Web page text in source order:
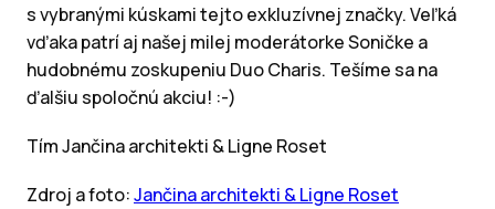
s vybranými kúskami tejto exkluzívnej značky. Veľká
vďaka patrí aj našej milej moderátorke Soničke a
hudobnému zoskupeniu Duo Charis. Tešíme sa na
ďalšiu spoločnú akciu! :-)
Tím Jančina architekti & Ligne Roset
Zdroj a foto:Jančina architekti & Ligne Roset